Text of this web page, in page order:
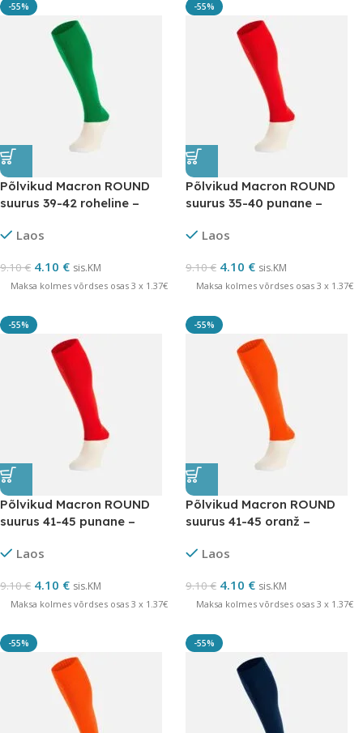
-55%
Põlvikud Macron ROUND
suurus 39-42 roheline –
Laos
9.10€ 4.10 € sis.KM
Maksa kolmes võrdses osas 3 x 1.37€
-55%
Põlvikud Macron ROUND
suurus 35-40 punane –
Laos
9.10€ 4.10 € sis.KM
Maksa kolmes võrdses osas 3 x 1.37€
-55%
Põlvikud Macron ROUND
suurus 41-45 punane –
Laos
9.10€ 4.10 € sis.KM
Maksa kolmes võrdses osas 3 x 1.37€
-55%
Põlvikud Macron ROUND
suurus 41-45 oranž –
Laos
9.10€ 4.10 € sis.KM
Maksa kolmes võrdses osas 3 x 1.37€
-55% -55%